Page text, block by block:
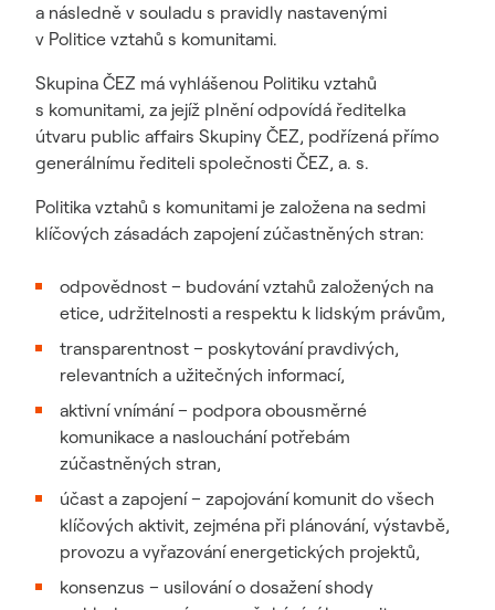
a následně v souladu s pravidly nastavenými
v Politice vztahů s komunitami.
Skupina ČEZ má vyhlášenou Politiku vztahů
s komunitami, za jejíž plnění odpovídá ředitelka
útvaru public affairs Skupiny ČEZ, podřízená přímo
generálnímu řediteli společnosti ČEZ, a. s.
Politika vztahů s komunitami je založena na sedmi
klíčových zásadách zapojení zúčastněných stran:
odpovědnost – budování vztahů založených na
etice, udržitelnosti a respektu k lidským právům,
transparentnost – poskytování pravdivých,
relevantních a užitečných informací,
aktivní vnímání – podpora obousměrné
komunikace a naslouchání potřebám
zúčastněných stran,
účast a zapojení – zapojování komunit do všech
klíčových aktivit, zejména při plánování, výstavbě,
provozu a vyřazování energetických projektů,
konsenzus – usilování o dosažení shody